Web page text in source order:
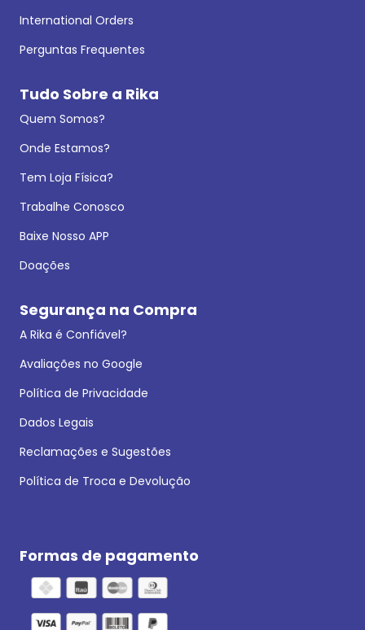
International Orders
Perguntas Frequentes
Tudo Sobre a Rika
Quem Somos?
Onde Estamos?
Tem Loja Física?
Trabalhe Conosco
Baixe Nosso APP
Doações
Segurança na Compra
A Rika é Confiável?
Avaliações no Google
Política de Privacidade
Dados Legais
Reclamações e Sugestões
Política de Troca e Devolução
Formas de pagamento